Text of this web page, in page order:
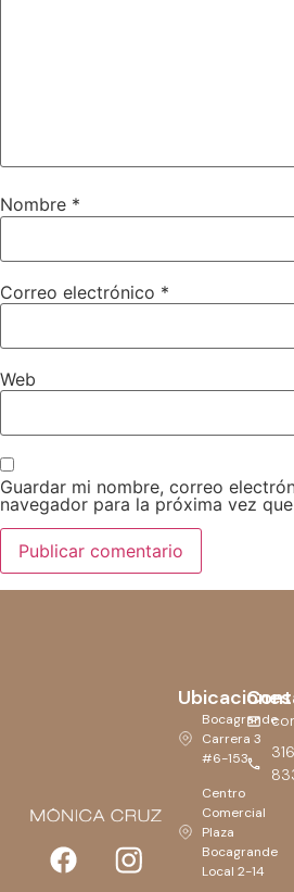
Nombre *
Correo electrónico *
Web
Guardar mi nombre, correo
navegador para la próxima vez
316
Ubicaciones
Bocagrande
Carrera 3
#6-153
Centro
Comercial
Plaza
Bocagrande
Local 2-14